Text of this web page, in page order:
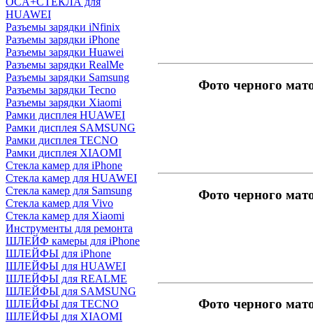
HUAWEI
Разъемы зарядки iNfinix
Разъемы зарядки iPhone
Разъемы зарядки Huawei
Разъемы зарядки RealMe
Разъемы зарядки Samsung
Разъемы зарядки Tecno
Разъемы зарядки Xiaomi
Рамки дисплея HUAWEI
Рамки дисплея SAMSUNG
Рамки дисплея TECNO
Рамки дисплея XIAOMI
Стекла камер для iPhone
Стекла камер для HUAWEI
Стекла камер для Samsung
Стекла камер для Vivo
Стекла камер для Xiaomi
Инструменты для ремонта
ШЛЕЙФ камеры для iPhone
ШЛЕЙФЫ для iPhone
ШЛЕЙФЫ для HUAWEI
ШЛЕЙФЫ для REALME
ШЛЕЙФЫ для SAMSUNG
ШЛЕЙФЫ для TECNO
ШЛЕЙФЫ для XIAOMI
Фото черного
Фото черного
Фото черного